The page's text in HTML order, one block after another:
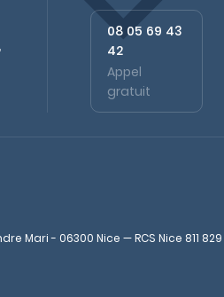
08 05 69 43
42
Appel
gratuit
Mari - 06300 Nice — RCS Nice 811